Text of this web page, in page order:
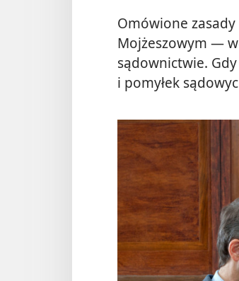
Omówione
Mojżeszowym —
sądownictwie.
i pomyłek